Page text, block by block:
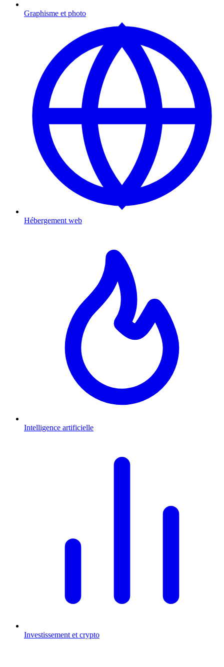
Graphisme et photo
Hébergement web
Intelligence artificielle
Investissement et crypto